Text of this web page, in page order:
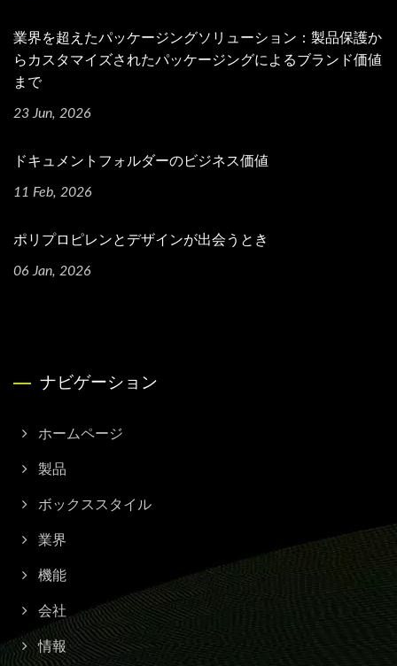
業界を超えたパッケージングソリューション：製品保護か
らカスタマイズされたパッケージングによるブランド価値
まで
23 Jun, 2026
ドキュメントフォルダーのビジネス価値
11 Feb, 2026
ポリプロピレンとデザインが出会うとき
06 Jan, 2026
ナビゲーション
ホームページ
製品
ボックススタイル
業界
機能
会社
情報